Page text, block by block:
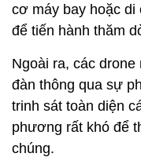
cơ máy bay hoặc
để tiến hành thăm
Ngoài ra, các
đàn thông qua sự
trinh sát toàn diện
phương rất khó để
chúng.